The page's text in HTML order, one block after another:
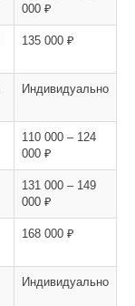
000 ₽
135 000 ₽
Индивидуально
110 000 – 124
000 ₽
131 000 – 149
000 ₽
168 000 ₽
Индивидуально